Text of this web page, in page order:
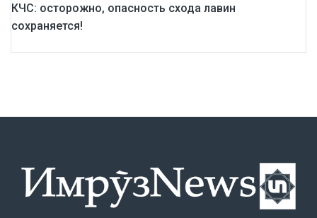
КЧС: осторожно, опасность схода лавин
сохраняется!